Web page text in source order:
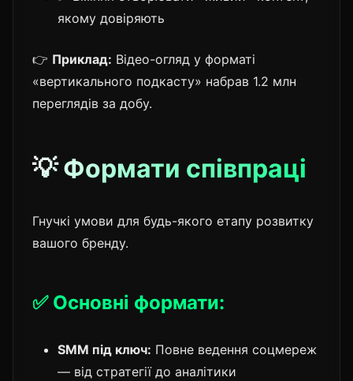
якому довіряють
👉 Приклад: Відео-огляд у форматі
«вертикального подкасту» набрав 1.2 млн
переглядів за добу.
💡 Формати співпраці
Гнучкі умови для будь-якого етапу розвитку
вашого бренду.
✅ Основні формати:
SMM під ключ: Повне ведення соцмереж
— від стратегії до аналітики